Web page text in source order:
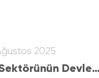
2025
Devleri